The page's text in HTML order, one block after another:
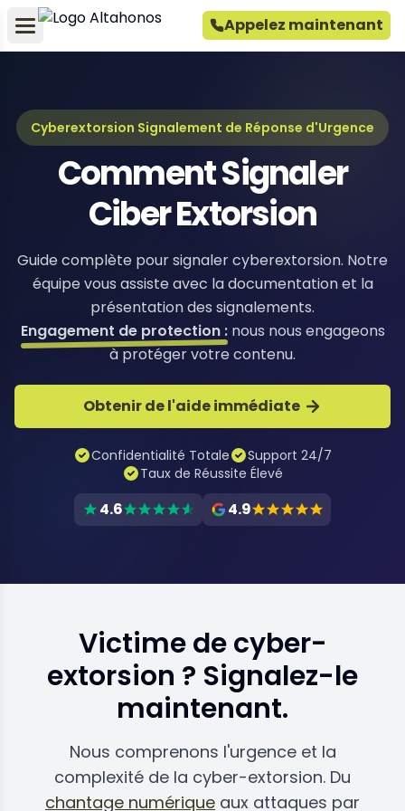
Appelez maintenant
Cyberextorsion Signalement de Réponse d'Urgence
Comment Signaler
Ciber Extorsion
Guide complète pour signaler cyberextorsion. Notre
équipe vous assiste avec la documentation et la
présentation des signalements.
Engagement de protection :nous nous engageons
à protéger votre contenu.
Obtenir de l'aide immédiate
Confidentialité Totale
Support 24/7
Taux de Réussite Élevé
4.6 4.9
Victime de cyber-
extorsion ? Signalez-le
maintenant.
Nous comprenons l'urgence et la
complexité de la cyber-extorsion. Du
chantage numérique aux attaques par